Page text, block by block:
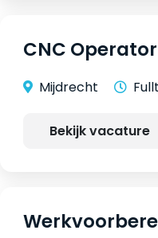
CNC Operator
Mijdrecht
Bekijk vacature